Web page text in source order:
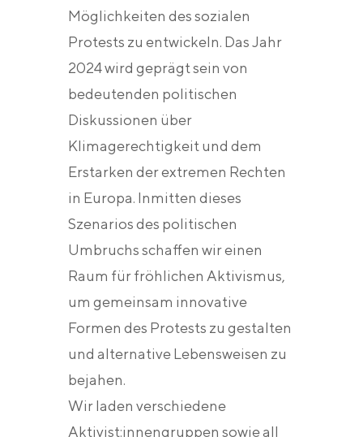
Möglichkeiten des sozialen
Protests zu entwickeln. Das Jahr
2024 wird geprägt sein von
bedeutenden politischen
Diskussionen über
Klimagerechtigkeit und dem
Erstarken der extremen Rechten
in Europa. Inmitten dieses
Szenarios des politischen
Umbruchs schaffen wir einen
Raum für fröhlichen Aktivismus,
um gemeinsam innovative
Formen des Protests zu gestalten
und alternative Lebensweisen zu
bejahen.
Wir laden verschiedene
Aktivist:innengruppen sowie all